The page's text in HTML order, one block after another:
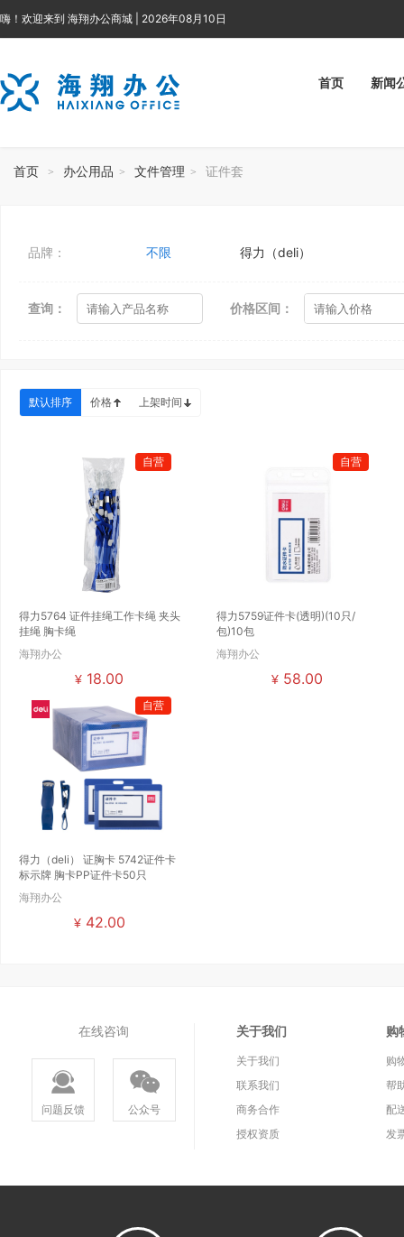
嗨！欢迎来到 海翔办公商城 | 2026年08月10日
首页 新闻
首页 > 办公用品 > 文件管理 > 证件套
品牌： 不限 得力（deli）
查询： 价格区间：
默认排序 价格 上架时间
自营
得力5764 证件挂绳工作卡绳 夹头
挂绳 胸卡绳
海翔办公
¥ 18.00
自营
得力5759证件卡(透明)(10只/
包)10包
海翔办公
¥ 58.00
自营
得力（deli） 证胸卡 5742证件卡
标示牌 胸卡PP证件卡50只
海翔办公
¥ 42.00
在线咨询
问题反馈 公众号
关于我们
关于我们
联系我们
商务合作
授权资质
购
购
帮
配
发